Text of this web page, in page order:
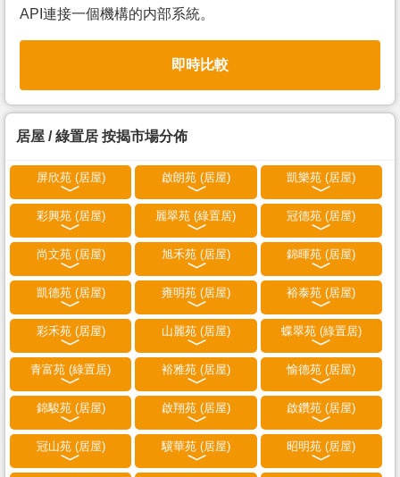
API連接一個機構的内部系統。
即時比較
居屋 / 綠置居 按揭市場分佈
屏欣苑 (居屋) 啟朗苑 (居屋) 凱樂苑 (居屋)
彩興苑 (居屋) 麗翠苑 (綠置居) 冠德苑 (居屋)
尚文苑 (居屋) 旭禾苑 (居屋) 錦暉苑 (居屋)
凱德苑 (居屋) 雍明苑 (居屋) 裕泰苑 (居屋)
彩禾苑 (居屋) 山麗苑 (居屋) 蝶翠苑 (綠置居)
青富苑 (綠置居) 裕雅苑 (居屋) 愉德苑 (居屋)
錦駿苑 (居屋) 啟翔苑 (居屋) 啟鑽苑 (居屋)
冠山苑 (居屋) 驥華苑 (居屋) 昭明苑 (居屋)